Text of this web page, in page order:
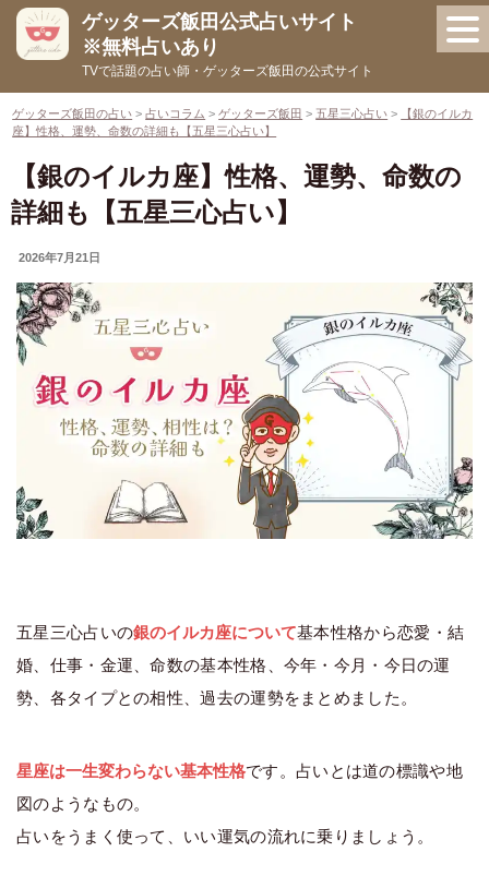
ン
ツ
へ
キ
ッ
ゲッターズ飯田公式占いサイト
※無料占いあり
TVで話題の占い師・ゲッターズ飯田の公式サイト
ゲッターズ飯田の占い >占いコラム >ゲッターズ飯田 > 五星三心占い >
【銀のイルカ
座】性格、運勢、命数の詳細も【五星三心占い】
【銀のイルカ座】性格、運勢、命数の
詳細も【五星三心占い】
UPDATED
2026年7月21日
五星三心占いの銀のイルカ座について基本性格から恋愛・結
婚、仕事・金運、命数の基本性格、今年・今月・今日の運
勢、各タイプとの相性、過去の運勢をまとめました。
星座は一生変わらない基本性格です。占いとは道の標識や地
図のようなもの。
占いをうまく使って、いい運気の流れに乗りましょう。